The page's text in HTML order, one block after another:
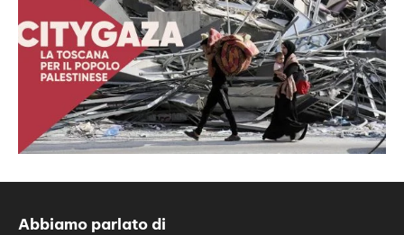
Abbiamo parlato di